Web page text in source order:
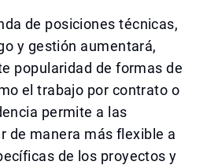
de posiciones técnicas,
y gestión aumentará,
popularidad de formas de
el trabajo por contrato o
permite a las
de manera más flexible a
de los proyectos y